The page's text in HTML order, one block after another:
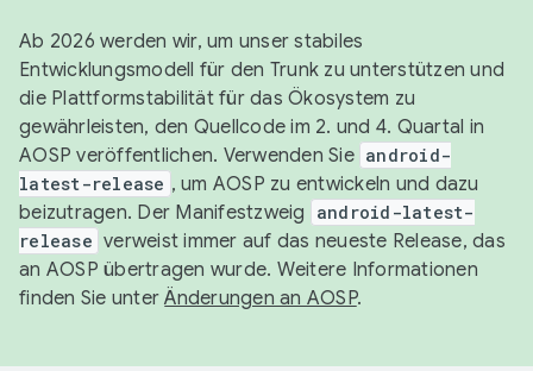
Ab 2026 werden wir, um unser stabiles
Entwicklungsmodell für den Trunk zu unterstützen und
die Plattformstabilität für das Ökosystem zu
gewährleisten, den Quellcode im 2. und 4. Quartal in
AOSP veröffentlichen. Verwenden Sie android-
latest-release , um AOSP zu entwickeln und dazu
beizutragen. Der Manifestzweig
android-latest-
release verweist immer auf das neueste Release, das
an AOSP übertragen wurde. Weitere Informationen
finden Sie unterÄnderungen an AOSP.